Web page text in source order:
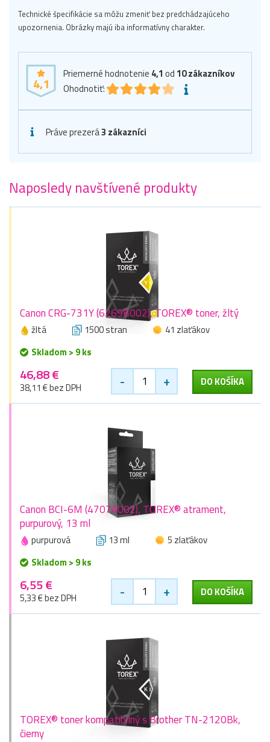
Technické špecifikácie sa môžu zmeniť bez predchádzajúceho
upozornenia. Obrázky majú iba informatívny charakter.
4,1
Priemerné hodnotenie 4,1 od 10zákazníkov
Ohodnotiť:
Práve prezerá3 zákazníci
Naposledy navštívené produkty
Canon CRG-731Y (6269B002), TOREX® toner, žltý
žltá 1500 stran
41 zlaťákov
Skladom > 9 ks
46,88 €
38,11 € bez DPH - + DO KOŠÍKA
Canon BCI-6M (4707A002), TOREX® atrament,
purpurový, 13 ml
purpurová 13 ml
5 zlaťákov
Skladom > 9 ks
6,55 €
5,33 € bez DPH - + DO KOŠÍKA
TOREX® toner kompatibilný s Brother TN-2120Bk,
čierny